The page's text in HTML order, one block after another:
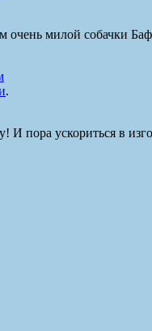
очень милой собачки
.
И пора ускориться в